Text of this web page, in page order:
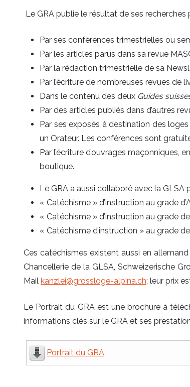
Le GRA publie le résultat de ses recherches
Par ses conférences trimestrielles ou
Par les articles parus dans sa revue
Par la rédaction trimestrielle de sa
Par l’écriture de nombreuses revues de
Dans le contenu des deux Guides
Par des articles publiés dans d’autres
Par ses exposés à destination des
un Orateur. Les conférences sont
Par l’écriture d’ouvrages maçonniques,
boutique.
Le GRA a aussi collaboré avec la GLSA
« Catéchisme » d’instruction au grade
« Catéchisme » d’instruction au grade
« Catéchisme d’instruction » au grade
Ces catéchismes existent aussi en
Chancellerie de la GLSA, Schweizerische
Mail kanzlei@grossloge-alpina.ch; leur prix
Le Portrait du GRA est une brochure à
informations clés sur le GRA et ses
Portrait du GRA